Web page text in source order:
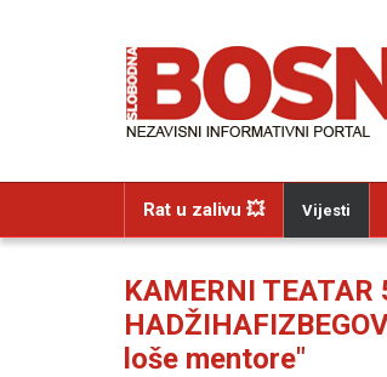
Rat u zalivu 💥 Vijesti
KAMERNI TEATAR
loše mentore"